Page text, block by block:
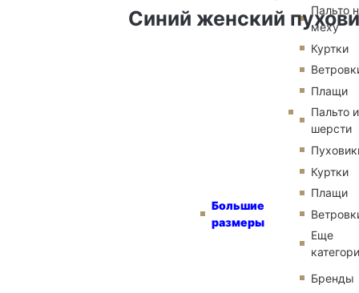
Большие
размеры
Пальто
меху
Куртки
Плащи
Пальто
шерсти
Куртки
Плащи
Еще
Бренды
Синий женский